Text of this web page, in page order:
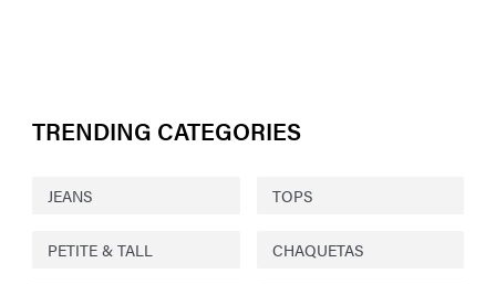
TRENDING CATEGORIES
JEANS TOPS
PETITE & TALL CHAQUETAS